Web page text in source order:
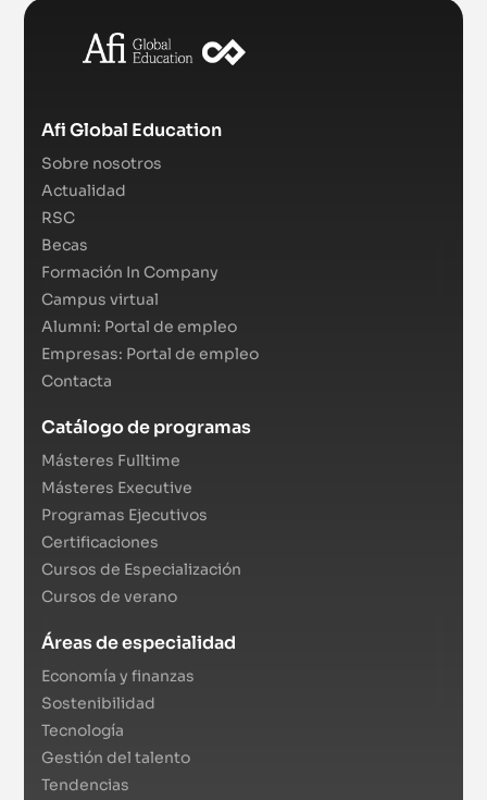
Afi Global Education
Sobre nosotros
Actualidad
RSC
Becas
Formación In Company
Campus virtual
Alumni: Portal de empleo
Empresas: Portal de empleo
Contacta
Catálogo de programas
Másteres Fulltime
Másteres Executive
Programas Ejecutivos
Certificaciones
Cursos de Especialización
Cursos de verano
Áreas de especialidad
Economía y finanzas
Sostenibilidad
Tecnología
Gestión del talento
Tendencias